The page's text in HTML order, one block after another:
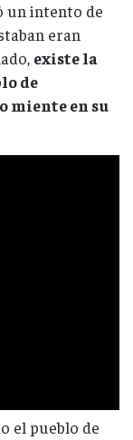
un intento de
eran
existe la
de
miente en su
el pueblo de